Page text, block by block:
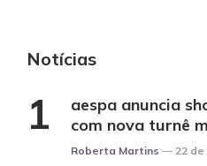
Notícias
aespa anuncia
com nova turnê
Posted
Roberta Martins 22